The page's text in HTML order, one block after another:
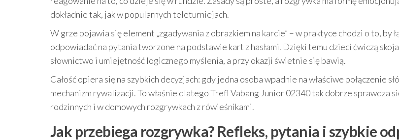
dokładnie tak, jak w popularnych teleturniejach.
W grze pojawia się element „zgadywania z obrazkiem na karcie” – w praktyce chodzi o to, by
odpowiadać na pytania tworzone na podstawie kart z hasłami. Dzięki temu dzieci ćwiczą
słownictwo i umiejętność logicznego myślenia, a przy okazji świetnie się bawią.
Całość opiera się na szybkich decyzjach: gdy jedna osoba wpadnie na właściwe połączenie
mechanizm rywalizacji. To właśnie dlatego Trefl Vabang Junior 02340 tak dobrze sprawdza
rodzinnych i w domowych rozgrywkach z rówieśnikami.
Jak przebiega rozgrywka? Refleks, pytania i szybkie